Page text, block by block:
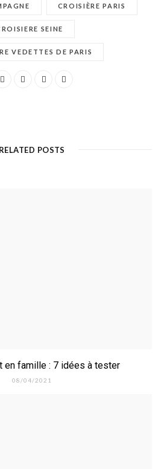
CROISIÈRE PARIS
SEINE
VEDETTES DE PARIS
RELATED POSTS
en famille : 7 idées à tester
08/04/2021